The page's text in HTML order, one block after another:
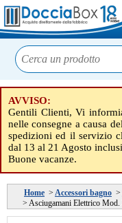
AVVISO:
Gentili Clienti, Vi
nelle consegne a causa
spedizioni ed il servizio
dal 13 al 21 Agosto
Buone vacanze.
Home > Accessori bagno >
> Asciugamani Elettrico